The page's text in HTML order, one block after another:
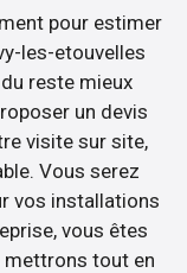
pour estimer
les-etouvelles
reste mieux
un devis
visite sur site,
Vous serez
vos installations
vous êtes
mettrons tout en